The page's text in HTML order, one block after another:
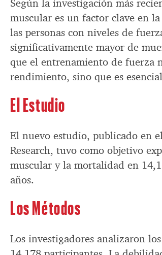
Según la investigación más
muscular es un factor clave en
las personas con niveles de
significativamente mayor de
que el entrenamiento de fuerza
rendimiento, sino que es
El Estudio
El nuevo estudio, publicado en
Research, tuvo como objetivo
muscular y la mortalidad en
años.
Los Métodos
Los investigadores analizaron